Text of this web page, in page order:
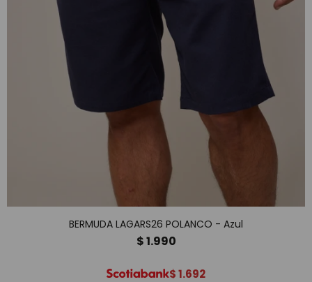
BERMUDA LAGARS26 POLANCO - Azul
$1.990
$1.692